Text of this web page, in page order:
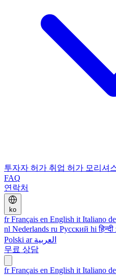
투자자 허가 취업 허가 모리셔
FAQ
연락처
ko
frFrançais en English it Italiano de
nl Nederlands ru Русский hi हिन्दी
Polski ar العربية
무료 상담
frFrançais en English it Italiano de